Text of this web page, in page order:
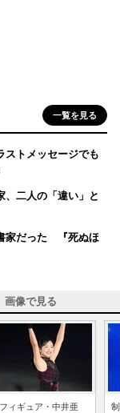
一覧を見る
トメッセージでも
二人の「違い」と
家だった 『死ぬほ
画像で見る
フィギュア・中井亜